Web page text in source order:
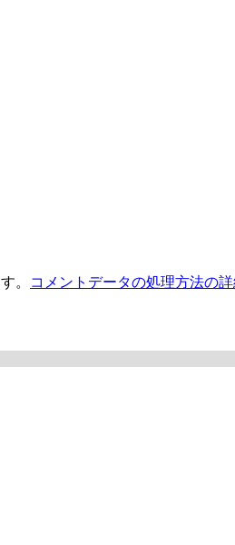
。 コメントデータの処理方法の